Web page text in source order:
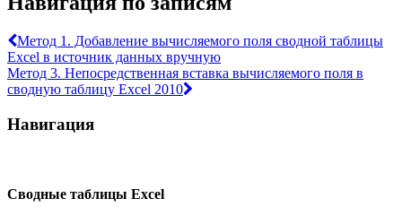
Метод 1. Добавление вычисляемого поля сводной таблицы
Excel в источник данных вручную
Метод 3. Непосредственная вставка вычисляемого поля в
сводную таблицу Excel 2010
Навигация
Сводные таблицы Excel